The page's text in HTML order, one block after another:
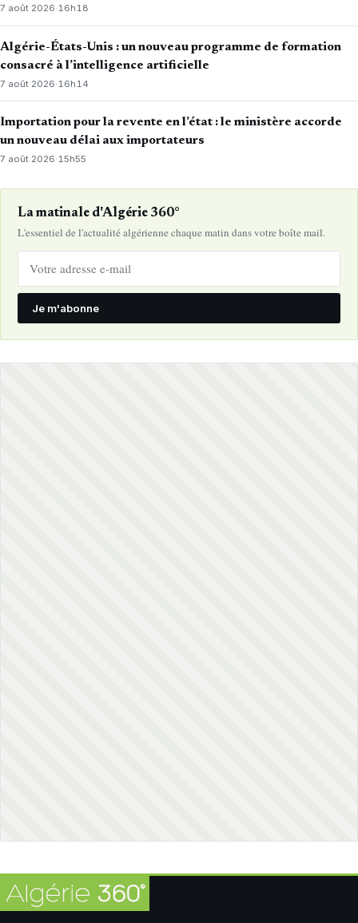
7 août 2026·16h18
Algérie-États-Unis : un nouveau programme de formation
consacré à l’intelligence artificielle
7 août 2026· 16h14
Importation pour la revente en l’état : le ministère accorde
un nouveau délai aux importateurs
7 août 2026·15h55
La matinale d'Algérie 360°
L'essentiel de l'actualité algérienne chaque matin dans votre boîte mail.
Je m'abonne